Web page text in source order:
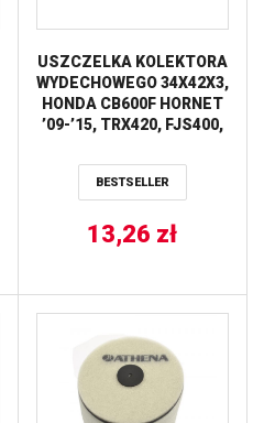
USZCZELKA KOLEKTORA
WYDECHOWEGO 34X42X3,
HONDA CB600F HORNET
’09-’15, TRX420, FJS400,
ATHENA
BESTSELLER
13,26 zł